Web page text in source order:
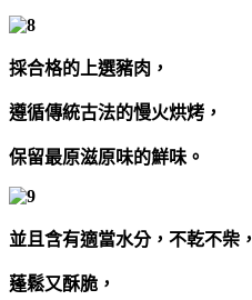
採合格的上選豬肉，
遵循傳統古法的慢火烘烤，
保留最原滋原味的鮮味。
並且含有適當水分，不乾不柴，
蓬鬆又酥脆，